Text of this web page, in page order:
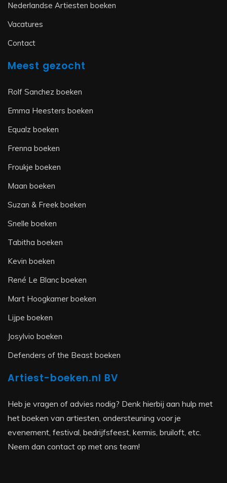
Nederlandse Artiesten boeken
Vacatures
Contact
Meest gezocht
Rolf Sanchez boeken
Emma Heesters boeken
Equalz boeken
Frenna boeken
Froukje boeken
Maan boeken
Suzan & Freek boeken
Snelle boeken
Tabitha boeken
Kevin boeken
René Le Blanc boeken
Mart Hoogkamer boeken
Lijpe boeken
Josylvio boeken
Defenders of the Beast boeken
Artiest-boeken.nl BV
Heb je vragen of advies nodig? Denk hierbij aan hulp met
het boeken van artiesten, ondersteuning voor je
evenement, festival, bedrijfsfeest, kermis, bruiloft, etc.
Neem dan contact op met ons team!